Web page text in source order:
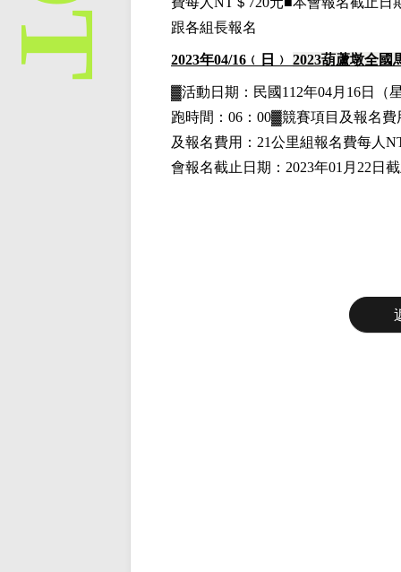
跟各組長報名
2023年04/16 ﹙日﹚ 2023葫蘆墩全國
▓活動日期： 民國112年04月16日
（
跑時間：06：00▓競賽項目 及報名費
及報名費用 ：21公里組報名費每人
會報名截止日期：2023年01月22日